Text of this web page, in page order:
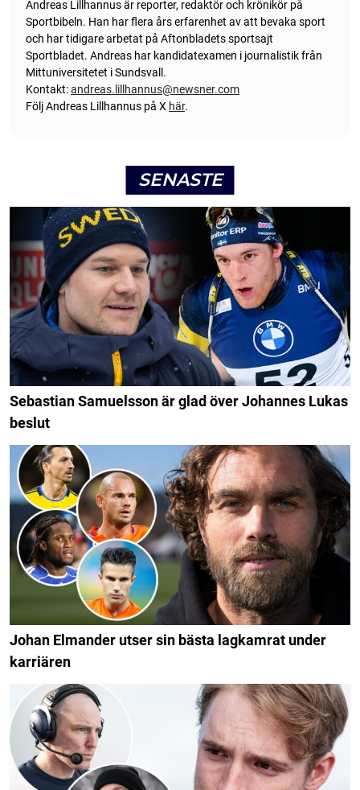
Andreas Lillhannus är reporter, redaktör och krönikör på
Sportbibeln. Han har flera års erfarenhet av att bevaka sport
och har tidigare arbetat på Aftonbladets sportsajt
Sportbladet. Andreas har kandidatexamen i journalistik från
Mittuniversitetet i Sundsvall.
Kontakt:andreas.lillhannus@newsner.com
Följ Andreas Lillhannus på X här.
SENASTE
Sebastian Samuelsson är glad över Johannes Lukas
beslut
Johan Elmander utser sin bästa lagkamrat under
karriären